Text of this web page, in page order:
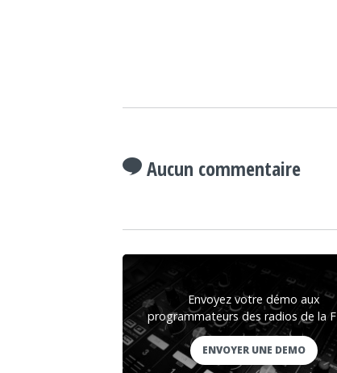
Aucun commentaire
Envoyez votre démo aux
programmateurs des radios de la
ENVOYER UNE DEMO